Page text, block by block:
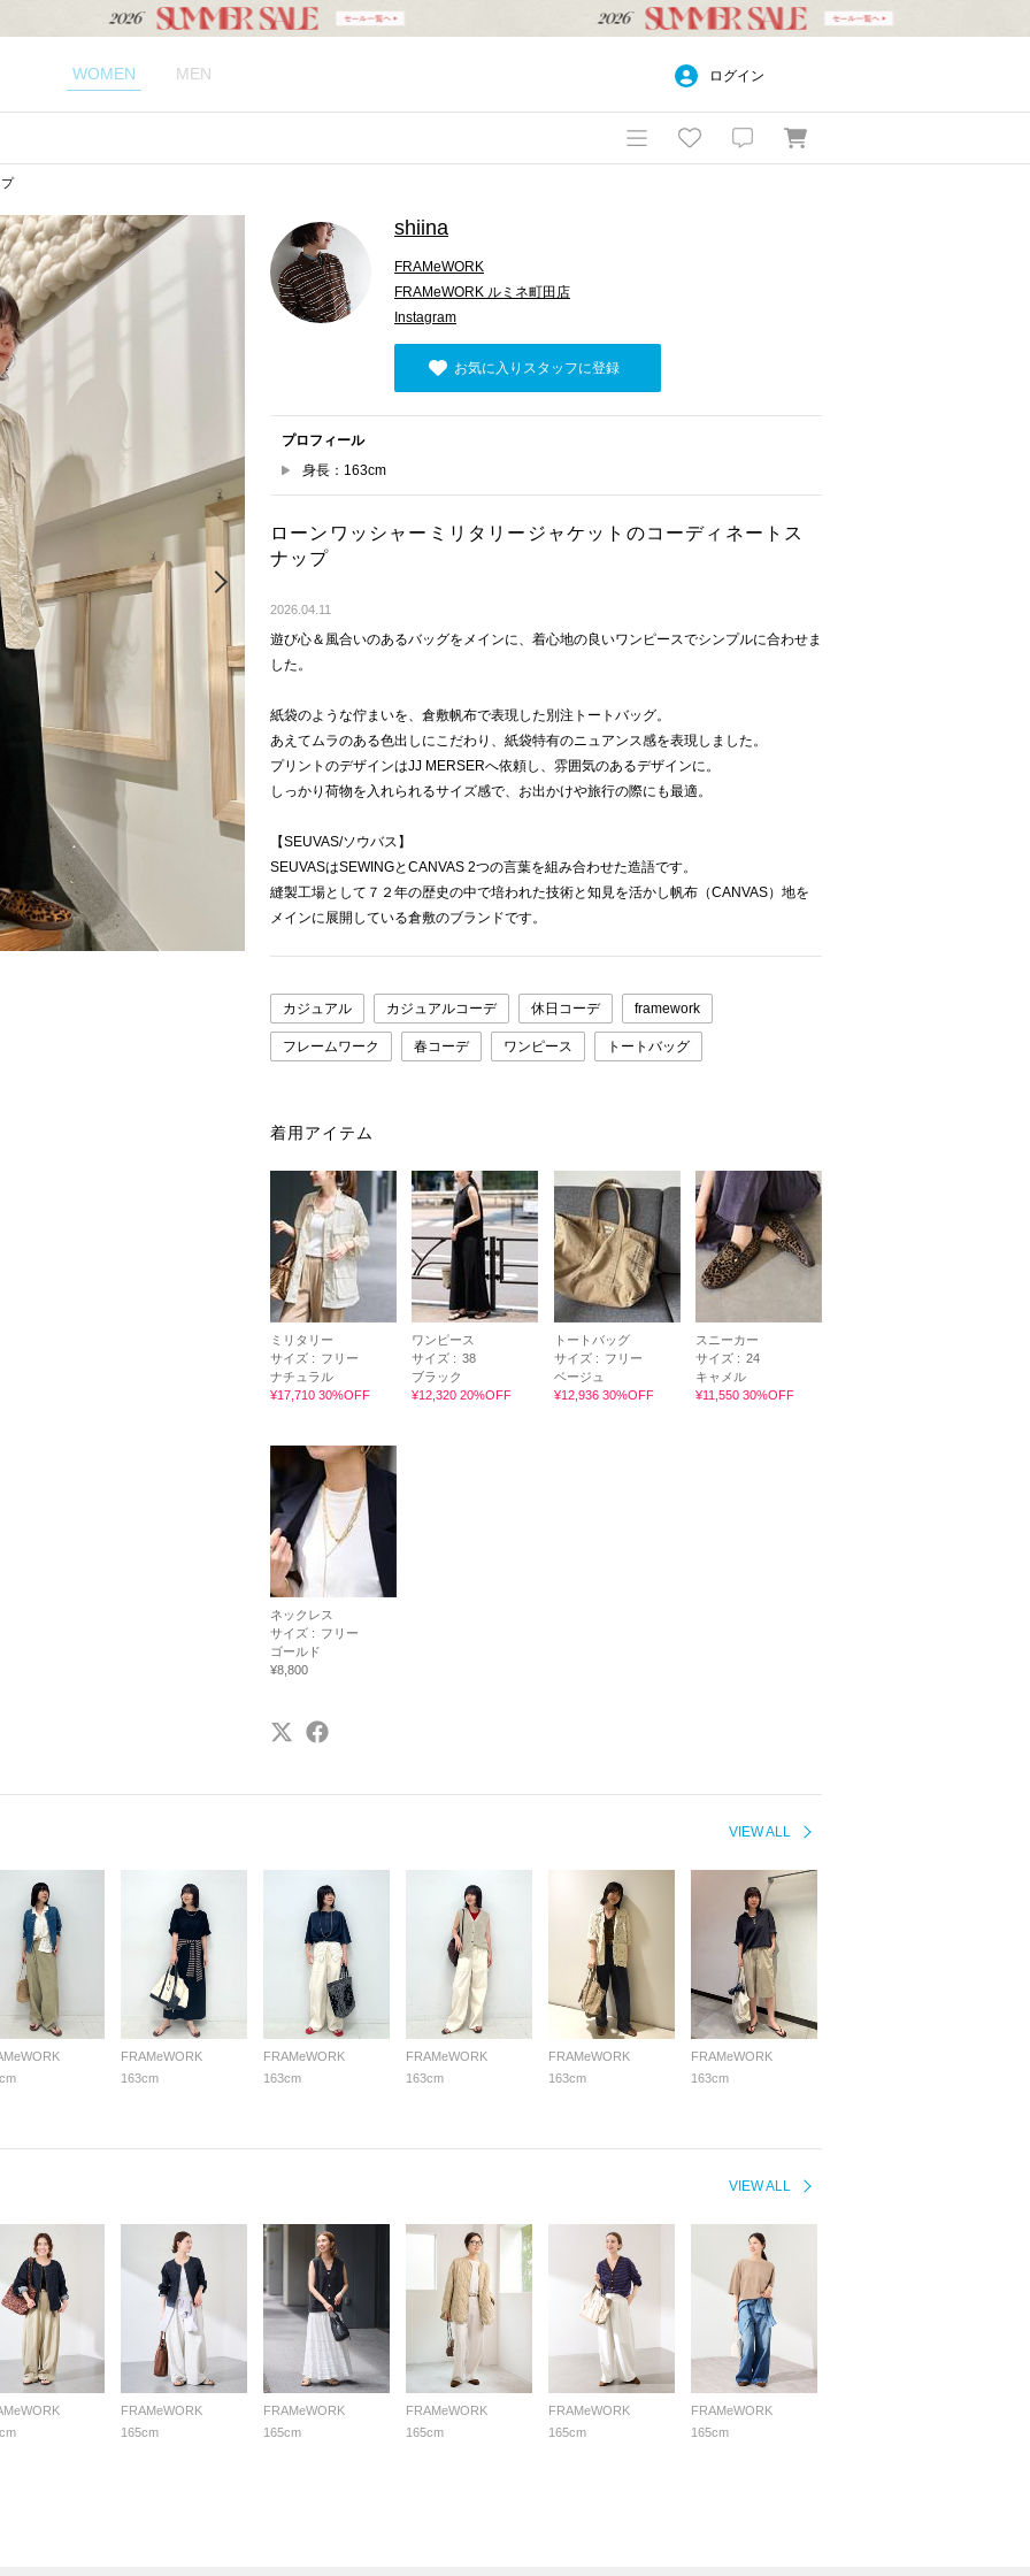
WOMEN MEN ログイン
Next
shiina
FRAMeWORK
FRAMeWORK ルミネ町田店
Instagram
お気に入りスタッフに登録
プロフィール
身長：163cm
ローンワッシャーミリタリージャケットのコーディネートス
ナップ
2026.04.11
遊び心＆風合いのあるバッグをメインに、着心地の良いワンピースでシンプルに合わせま
した。
紙袋のような佇まいを、倉敷帆布で表現した別注トートバッグ。
あえてムラのある色出しにこだわり、紙袋特有のニュアンス感を表現しました。
プリントのデザインはJJ MERSERへ依頼し、雰囲気のあるデザインに。
しっかり荷物を入れられるサイズ感で、お出かけや旅行の際にも最適。
【SEUVAS/ソウバス】
SEUVASはSEWINGとCANVAS 2つの言葉を組み合わせた造語です。
縫製工場として７２年の歴史の中で培われた技術と知見を活かし帆布（CANVAS）地を
メインに展開している倉敷のブランドです。
カジュアル カジュアルコーデ 休日コーデ framework
フレームワーク 春コーデ ワンピース トートバッグ
着用アイテム
ミリタリー
サイズ : フリー
ナチュラル
¥17,710 30%OFF
ワンピース
サイズ : 38
ブラック
¥12,320 20%OFF
トートバッグ
サイズ : フリー
ベージュ
¥12,936 30%OFF
スニーカー
サイズ : 24
キャメル
¥11,550 30%OFF
ネックレス
サイズ : フリー
ゴールド
¥8,800
VIEW ALL
FRAMeWORK
163cm
FRAMeWORK
163cm
FRAMeWORK
163cm
FRAMeWORK
163cm
FRAMeWORK
163cm
VIEW ALL
FRAMeWORK
165cm
FRAMeWORK
165cm
FRAMeWORK
165cm
FRAMeWORK
165cm
FRAMeWORK
165cm